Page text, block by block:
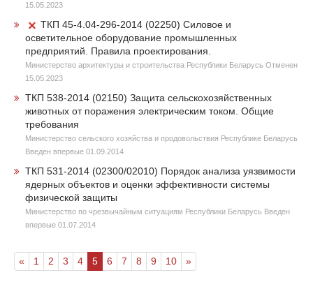
15.05.2023
ТКП 45-4.04-296-2014 (02250) Силовое и
осветительное оборудование промышленных
предприятий. Правила проектирования.
Министерство архитектуры и строительства Республики Беларусь Отменен
15.05.2023
ТКП 538-2014 (02150) Защита сельскохозяйственных
животных от поражения электрическим током. Общие
требования
Министерство сельского хозяйства и продовольствия Республике Беларусь
Введен впервые 01.09.2014
ТКП 531-2014 (02300/02010) Порядок анализа уязвимости
ядерных объектов и оценки эффективности системы
физической защиты
Министерство по чрезвычайным ситуациям Республики Беларусь Введен
впервые 01.07.2014
« 1 2 3 4 5 6 7 8 9 10 »